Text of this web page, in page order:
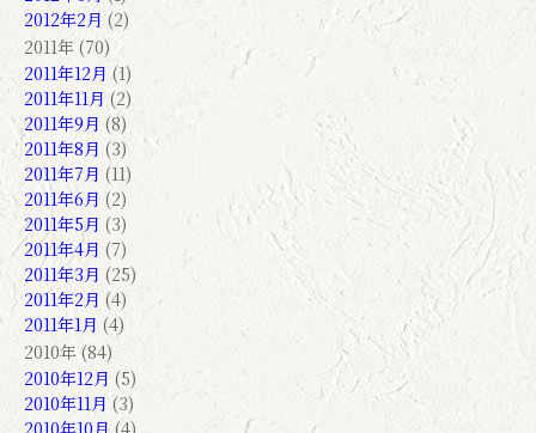
2012年2月 (2)
2011年 (70)
2011年12月 (1)
2011年11月 (2)
2011年9月 (8)
2011年8月 (3)
2011年7月 (11)
2011年6月 (2)
2011年5月 (3)
2011年4月 (7)
2011年3月 (25)
2011年2月 (4)
2011年1月 (4)
2010年 (84)
2010年12月 (5)
2010年11月 (3)
2010年10月 (4)